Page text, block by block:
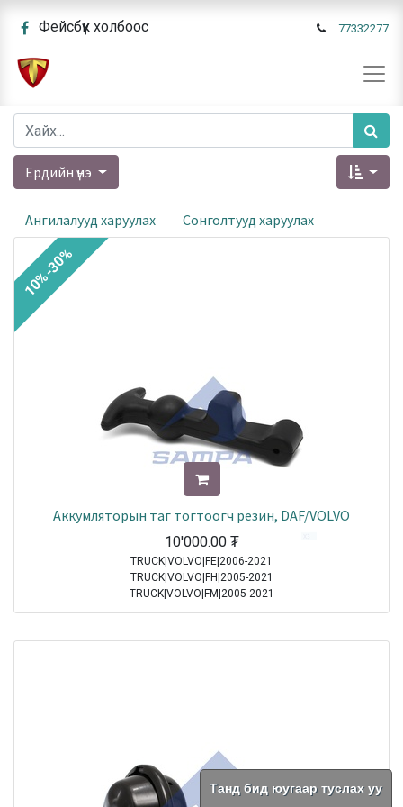
Фейсбүүк холбоос 77332277
Ердийн үнэ
Ангилалууд харуулах Сонголтууд харуулах
Аккумляторын таг тогтоогч резин, DAF/VOLVO
10'000.00₮
TRUCK|VOLVO|FE|2006-2021
TRUCK|VOLVO|FH|2005-2021
TRUCK|VOLVO|FM|2005-2021
TRUCK|DAF|95XF|1997-2002
TRUCK|DAF|75CF|1998-2000
TRUCK|DAF|XF95|2002-2006
TRUCK|MERCEDES|Atego 2|2004-2021
TRUCK|MERCEDES|Axor 2|2004-2021
10%-30%
Танд бид юугаар туслах уу